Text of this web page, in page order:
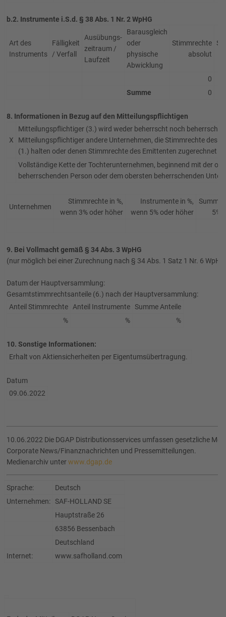
b.2. Instrumente i.S.d. § 38 Abs. 1 Nr. 2 WpHG
Art des
Instruments
Fälligkeit
/ Verfall
Ausübungs­
zeitraum /
Laufzeit
Barausgleich
oder
physische
Abwicklung
Stimmrechte
absolut
0
Summe
0
8. Informationen in Bezug auf den Mitteilungspflichtigen
X
Mitteilungspflichtiger (3.) wird weder beherrscht noch beherrscht
Mitteilungspflichtiger andere Unternehmen, die Stimmrechte des
(1.) halten oder denen Stimmrechte des Emittenten zugerechnet
Vollständige Kette der Tochterunternehmen, beginnend mit der
beherrschenden Person oder dem obersten beherrschenden
Unternehmen
Stimmrechte in %,
wenn 3% oder höher
Instrumente in %,
wenn 5% oder höher
Summe
5%
9. Bei Vollmacht gemäß § 34 Abs. 3 WpHG
(nur möglich bei einer Zurechnung nach § 34 Abs. 1 Satz 1 Nr. 6
Datum der Hauptversammlung:
Gesamtstimmrechtsanteile (6.) nach der Hauptversammlung:
Anteil Stimmrechte
Anteil Instrumente Summe Anteile
%
% %
10. Sonstige Informationen:
Erhalt von Aktiensicherheiten per Eigentumsübertragung.
Datum
09.06.2022
10.06.2022 Die DGAP Distributionsservices umfassen gesetzliche
Corporate News/Finanznachrichten und Pressemitteilungen.
Medienarchiv unterwww.dgap.de
Sprache:
Deutsch
Unternehmen:
SAF-HOLLAND SE
Hauptstraße 26
63856 Bessenbach
Deutschland
Internet:
www.safholland.com